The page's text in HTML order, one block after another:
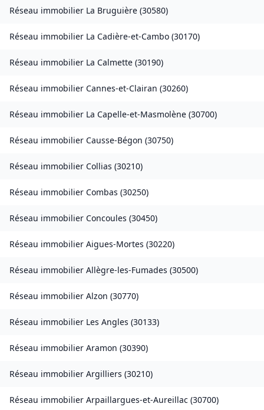
Réseau immobilier La Bruguière (30580)
Réseau immobilier La Cadière-et-Cambo (30170)
Réseau immobilier La Calmette (30190)
Réseau immobilier Cannes-et-Clairan (30260)
Réseau immobilier La Capelle-et-Masmolène (30700)
Réseau immobilier Causse-Bégon (30750)
Réseau immobilier Collias (30210)
Réseau immobilier Combas (30250)
Réseau immobilier Concoules (30450)
Réseau immobilier Aigues-Mortes (30220)
Réseau immobilier Allègre-les-Fumades (30500)
Réseau immobilier Alzon (30770)
Réseau immobilier Les Angles (30133)
Réseau immobilier Aramon (30390)
Réseau immobilier Argilliers (30210)
Réseau immobilier Arpaillargues-et-Aureillac (30700)